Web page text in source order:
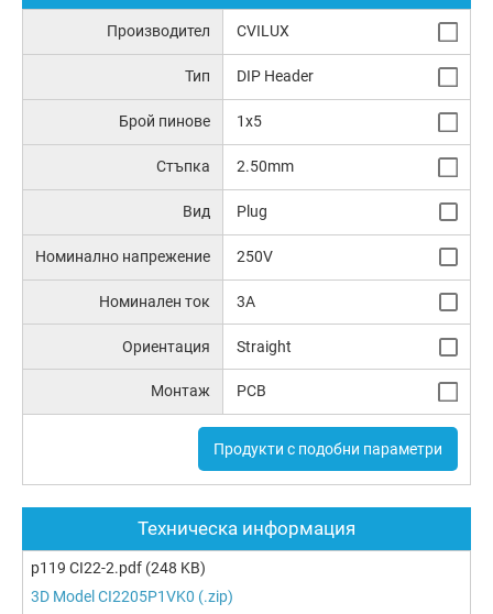
Производител CVILUX
Тип DIP Header
Брой пинове 1x5
Стъпка 2.50mm
Вид Plug
Номинално напрежение 250V
Номинален ток 3A
Ориентация Straight
Монтаж PCB
Продукти с подобни параметри
Техническа информация
p119 CI22-2.pdf (248 KB)
3D Model CI2205P1VK0 (.zip)